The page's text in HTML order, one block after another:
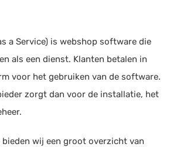
a Service) is webshop software die
als een dienst. Klanten betalen in
voor het gebruiken van de software.
zorgt dan voor de installatie, het
bieden wij een groot overzicht van